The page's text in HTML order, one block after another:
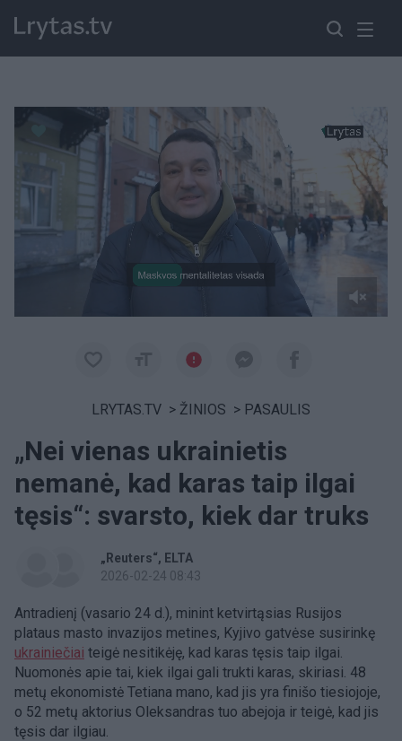
Paremkite Ukrainą
LRYTAS.TV > ŽINIOS > PASAULIS
„Nei vienas ukrainietis
nemanė, kad karas taip ilgai
tęsis“: svarsto, kiek dar truks
„Reuters“
ELTA
2026-02-24 08:43
Antradienį (vasario 24 d.), minint ketvirtąsias Rusijos
plataus masto invazijos metines, Kyjivo gatvėse susirinkę
ukrainiečiai teigė nesitikėję, kad karas tęsis taip ilgai.
Nuomonės apie tai, kiek ilgai gali trukti karas, skiriasi. 48
metų ekonomistė Tetiana mano, kad jis yra finišo tiesiojoje,
o 52 metų aktorius Oleksandras tuo abejoja ir teigė, kad jis
tęsis dar ilgiau.